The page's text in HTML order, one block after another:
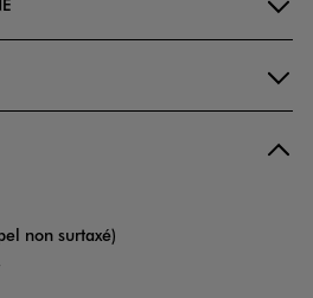
non surtaxé)